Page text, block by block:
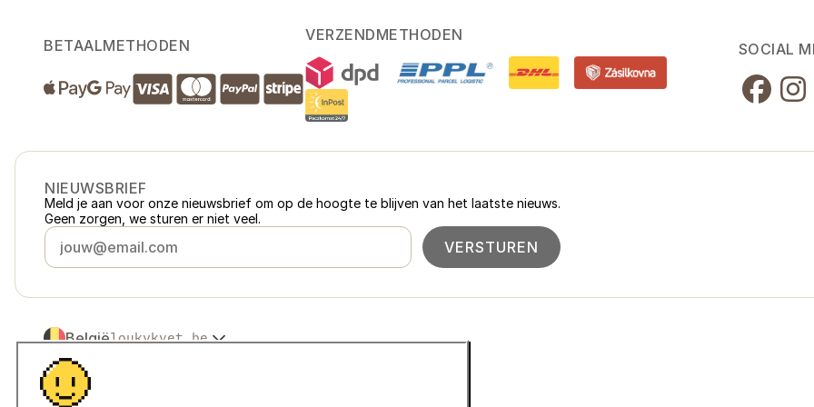
BETAALMETHODEN
VERZENDMETHODEN
SOCIAL
NIEUWSBRIEF
Meld je aan voor onze nieuwsbrief om op de hoogte te blijven van het laatste nieuws.
Geen zorgen, we sturen er niet veel.
VERSTUREN
Belgiëloukykvet.be
Česko
Slovensko
Polskaloukykvet.pl
© 2016 →